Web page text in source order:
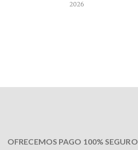
2026
OFRECEMOS PAGO 100% SEGURO